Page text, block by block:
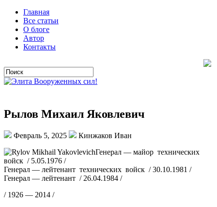
Главная
Все статьи
О блоге
Автор
Контакты
Рылов Михаил Яковлевич
Февраль 5, 2025
Кинжаков Иван
Генерал — майор технических
войск / 5.05.1976 /
Генерал — лейтенант технических войск / 30.10.1981 /
Генерал — лейтенант / 26.04.1984 /
/ 1926 — 2014 /